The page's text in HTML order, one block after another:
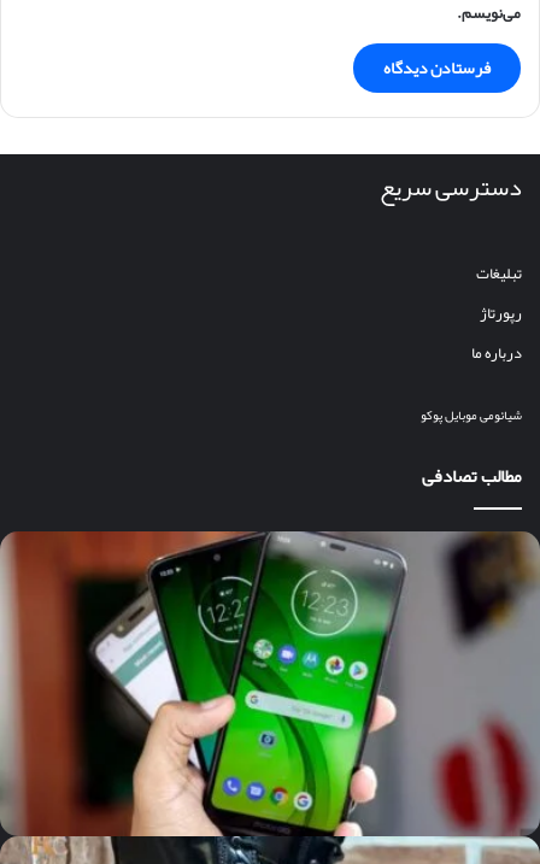
می‌نویسم.
دسترسی سریع
تبلیغات
رپورتاژ
درباره ما
شیائومیموبایلپوکو
مطالب تصادفی